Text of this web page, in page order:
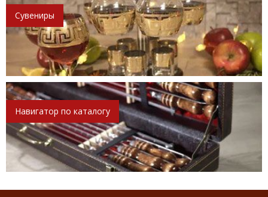
Сувениры
Навигатор по каталогу